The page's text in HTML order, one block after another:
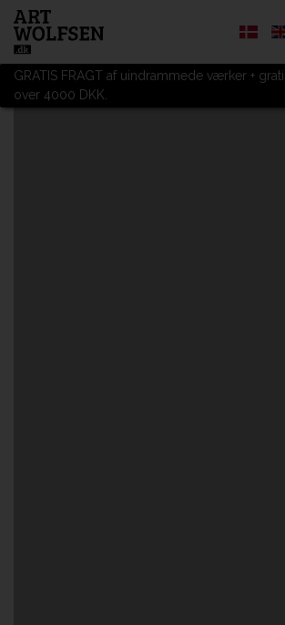
GRATIS FRAGT af uindrammede værker +
over 4000 DKK.